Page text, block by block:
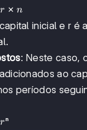
r × n
inicial e r é
: Neste caso,
ao
períodos
rⁿ